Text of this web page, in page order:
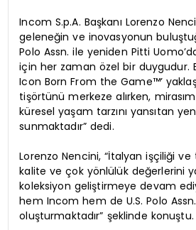
Incom S.p.A. Başkanı Lorenzo
geleneğin ve inovasyonun
Polo Assn. ile yeniden Pitti
için her zaman özel bir duygudur.
Icon Born From the Game™’
tişörtünü merkeze alırken,
küresel yaşam tarzını yansıtan
sunmaktadır” dedi.
Lorenzo Nencini, “İtalyan işçiliği
kalite ve çok yönlülük değerlerini
koleksiyon geliştirmeye devam
hem Incom hem de U.S. Polo
oluşturmaktadır” şeklinde konuştu.